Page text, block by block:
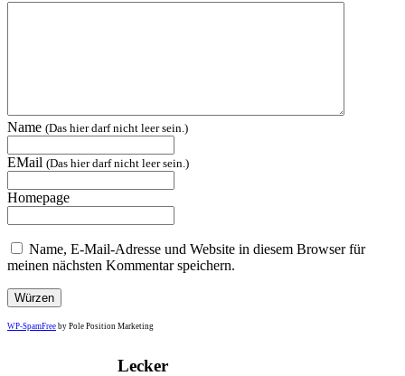
Name (Das hier darf nicht leer sein.)
EMail (Das hier darf nicht leer sein.)
Homepage
Name, E-Mail-Adresse und Website in diesem Browser für
meinen nächsten Kommentar speichern.
WP-SpamFree by Pole Position Marketing
Lecker